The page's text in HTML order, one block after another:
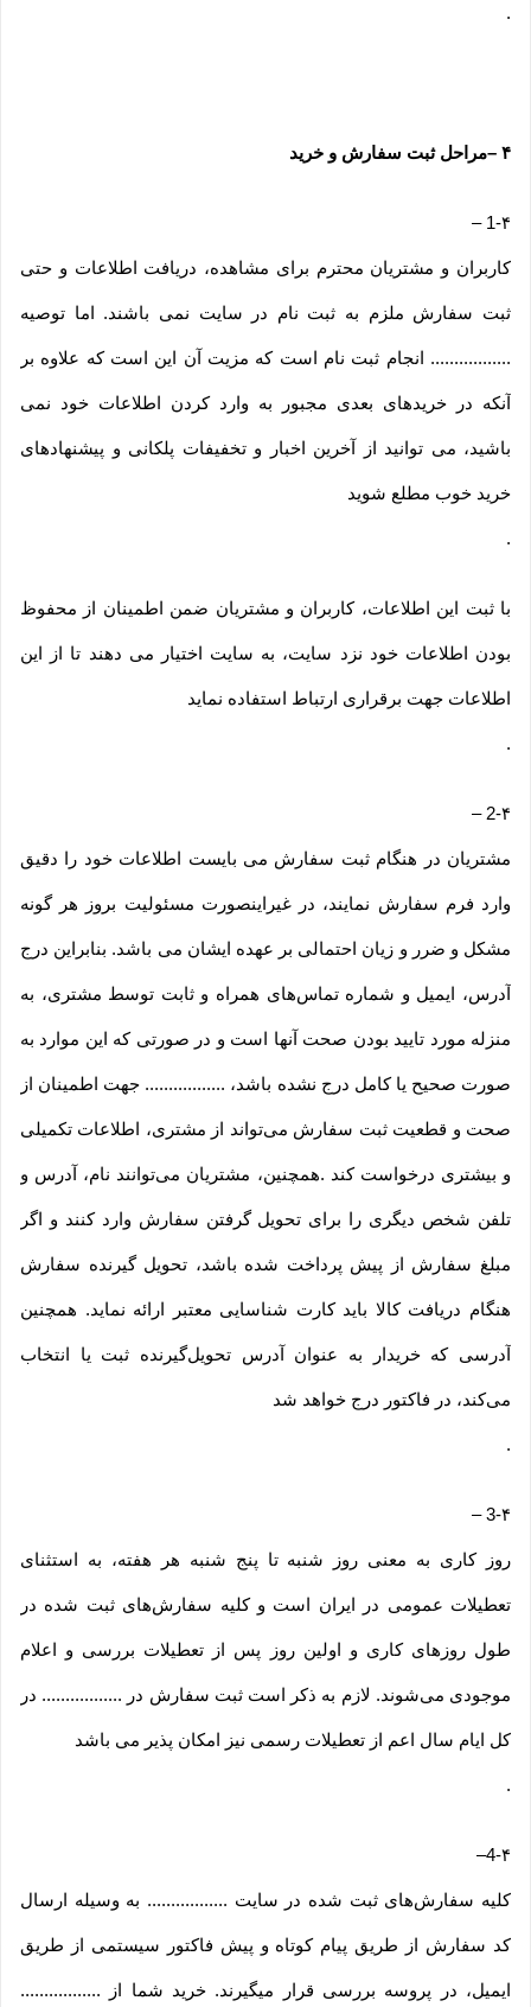
.
۴ –مراحل ثبت سفارش و خرید
1-۴ –
کاربران و مشتریان محترم برای مشاهده، دریافت اطلاعات و حتی
ثبت سفارش ملزم به ثبت نام در سایت نمی باشند. اما توصیه
................. انجام ثبت نام است که مزیت آن این است که علاوه بر
آنکه در خریدهای بعدی مجبور به وارد کردن اطلاعات خود نمی
باشید، می توانید از آخرین اخبار و تخفیفات پلکانی و پیشنهادهای
خرید خوب مطلع شوید
.
با ثبت این اطلاعات، کاربران و مشتریان ضمن اطمینان از محفوظ
بودن اطلاعات خود نزد سایت، به سایت اختیار می دهند تا از این
اطلاعات جهت برقراری ارتباط استفاده نماید
.
2-۴ –
مشتریان در هنگام ثبت سفارش می بایست اطلاعات خود را دقیق
وارد فرم سفارش نمایند، در غیراینصورت مسئولیت بروز هر گونه
مشکل و ضرر و زیان احتمالی بر عهده ایشان می باشد. بنابراین درج
آدرس، ایمیل و شماره تماس‌های همراه و ثابت توسط مشتری، به
منزله مورد تایید بودن صحت آنها است و در صورتی که این موارد به
صورت صحیح یا کامل درج نشده باشد، ................. جهت اطمینان از
صحت و قطعیت ثبت سفارش می‌تواند از مشتری، اطلاعات تکمیلی
و بیشتری درخواست کند .همچنین، مشتریان می‌توانند نام، آدرس و
تلفن شخص دیگری را برای تحویل گرفتن سفارش وارد کنند و اگر
مبلغ سفارش از پیش پرداخت شده باشد، تحویل گیرنده سفارش
هنگام دریافت کالا باید کارت شناسایی معتبر ارائه نماید. همچنین
آدرسی که خریدار به عنوان آدرس تحویل‌گیرنده ثبت یا انتخاب
می‌کند، در فاکتور درج خواهد شد
.
3-۴–
روز کاری به معنی روز شنبه تا پنج شنبه هر هفته، به استثنای
تعطیلات عمومی در ایران است و کلیه سفارش‏‌های ثبت شده در
طول روزهای کاری و اولین روز پس از تعطیلات بررسی و اعلام
موجودی می‌‏شوند. لازم به ذکر است ثبت سفارش در ................. در
کل ایام سال اعم از تعطیلات رسمی نیز امکان پذیر می باشد
.
4-۴–
کلیه سفارش‌‏های ثبت شده در سایت ................. به وسیله ارسال
کد سفارش از طریق پیام کوتاه و پیش فاکتور سیستمی از طریق
ایمیل، در پروسه بررسی قرار میگیرند. خرید شما از .................